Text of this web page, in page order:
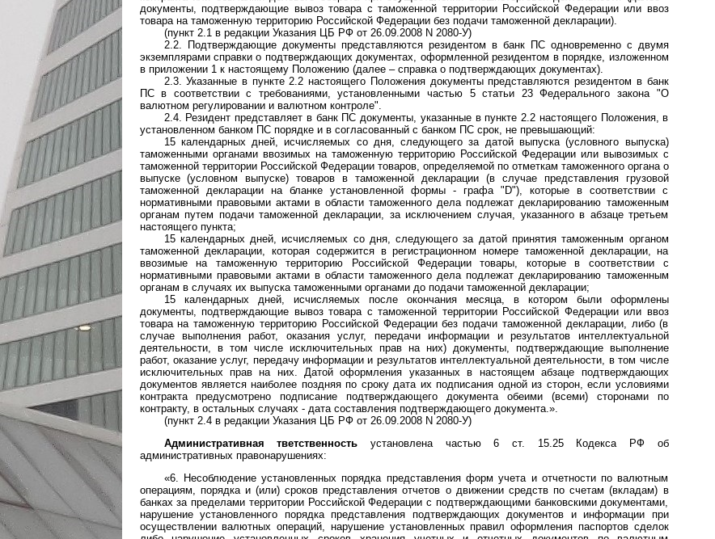
документы, подтверждающие вывоз товара с таможенной территории Российской Федерации или ввоз
товара на таможенную территорию Российской Федерации без подачи таможенной декларации).
(пункт 2.1 в редакции Указания ЦБ РФ от 26.09.2008 N 2080-У)
2.2. Подтверждающие документы представляются резидентом в банк ПС одновременно с двумя
экземплярами справки о подтверждающих документах, оформленной резидентом в порядке, изложенном
в приложении 1 к настоящему Положению (далее – справка о подтверждающих документах).
2.3. Указанные в пункте 2.2 настоящего Положения документы представ­ляются резидентом в банк
ПС в соответствии с требованиями, установленными частью 5 статьи 23 Федерального закона "О
валютном регулировании и валютном контроле".
2.4. Резидент представляет в банк ПС документы, указанные в пункте 2.2 настоящего Положения, в
установленном банком ПС порядке и в согласованный с банком ПС срок, не превышающий:
15 календарных дней, исчисляемых со дня, следующего за датой выпуска (условного выпуска)
таможенными органами ввозимых на таможенную территорию Российской Федерации или вывозимых с
таможенной территории Российской Федерации товаров, определяемой по отметкам таможенного органа о
выпуске (условном выпуске) товаров в таможенной декларации (в случае представления грузовой
таможенной декларации на бланке установленной формы - графа "D"), которые в соответствии с
нормативными правовыми актами в области таможенного дела подлежат декларированию таможенным
органам путем подачи таможенной декларации, за исключением случая, указанного в абзаце третьем
настоящего пункта;
15 календарных дней, исчисляемых со дня, следующего за датой принятия таможенным органом
таможенной декларации, которая содержится в регистрационном номере таможенной декларации, на
ввозимые на таможенную территорию Российской Федерации товары, которые в соответствии с
нормативными правовыми актами в области таможенного дела подлежат декларированию таможенным
органам в случаях их выпуска таможенными органами до подачи таможенной декларации;
15 календарных дней, исчисляемых после окончания месяца, в котором были оформлены
документы, подтверждающие вывоз товара с таможенной территории Российской Федерации или ввоз
товара на таможенную территорию Российской Федерации без подачи таможенной декларации, либо (в
случае выполнения работ, оказания услуг, передачи информации и результатов интеллектуальной
деятельности, в том числе исключительных прав на них) документы, подтверждающие выполнение
работ, оказание услуг, передачу информации и результатов интеллектуальной деятельности, в том числе
исключительных прав на них. Датой оформления указанных в настоящем абзаце подтверждающих
документов является наиболее поздняя по сроку дата их подписания одной из сторон, если условиями
контракта предусмотрено подписание подтверждающего документа обеими (всеми) сторонами по
контракту, в остальных случаях - дата составления подтверждающего документа.».
(пункт 2.4 в редакции Указания ЦБ РФ от 26.09.2008 N 2080-У)
Административная тветственность установлена частью 6 ст. 15.25 Кодекса РФ об
административных правонарушениях:
«6. Несоблюдение установленных порядка представления форм учета и отчетности по валютным
операциям, порядка и (или) сроков представления отчетов о движении средств по счетам (вкладам) в
банках за пределами территории Российской Федерации с подтверждающими банковскими документами,
нарушение установленного порядка представления подтверждающих документов и информации при
осуществлении валютных операций, нарушение установленных правил оформления паспортов сделок